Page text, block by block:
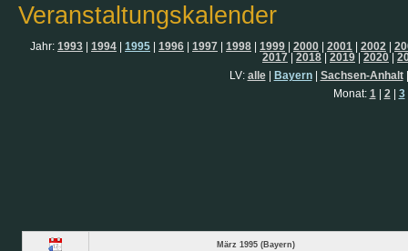
Veranstaltungskalender
Jahr: 1993 1994 1995 1996 1997 1998 1999 2000 2001 2002
2017
2018 2019 2020
LV: alle| Bayern| Sachsen-Anhalt
Monat: 1 2 3
März 1995 (Bayern)